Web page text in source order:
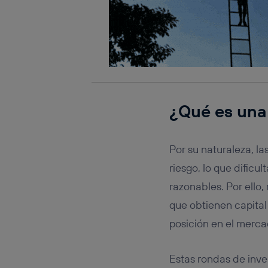
¿Qué es
Por su naturaleza,
riesgo, lo que
razonables. Por
que obtienen
posición en el
Estas rondas de